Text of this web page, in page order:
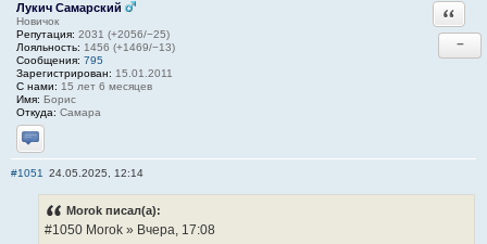
Лукич Самарский
Новичок
Репутация: 2031 (+2056/−25)
Лояльность: 1456 (+1469/−13)
Сообщения: 795
Зарегистрирован: 15.01.2011
С нами: 15 лет 6 месяцев
Имя: Борис
Откуда: Самара
Отправить личное сообщение
−
#1051 24.05.2025, 12:14
Morok писал(а):
#1050 Morok » Вчера, 17:08